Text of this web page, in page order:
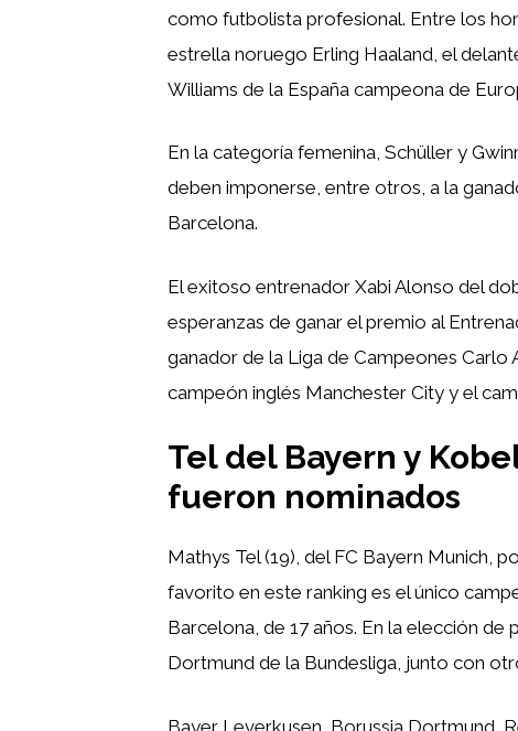
como futbolista profesional. Entre los
estrella noruego Erling Haaland, el
Williams de la España campeona de
En la categoría femenina, Schüller y
deben imponerse, entre otros, a la
Barcelona.
El exitoso entrenador Xabi Alonso del
esperanzas de ganar el premio al
ganador de la Liga de Campeones Carlo
campeón inglés Manchester City y el
Tel del Bayern y
fueron nominados
Mathys Tel (19), del FC Bayern Munich,
favorito en este ranking es el único
Barcelona, ​​de 17 años. En la elección
Dortmund de la Bundesliga, junto con
Bayer Leverkusen, Borussia Dortmund,